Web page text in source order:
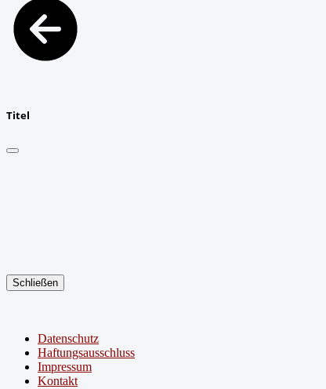
Titel
Schließen
Datenschutz
Haftungsausschluss
Impressum
Kontakt